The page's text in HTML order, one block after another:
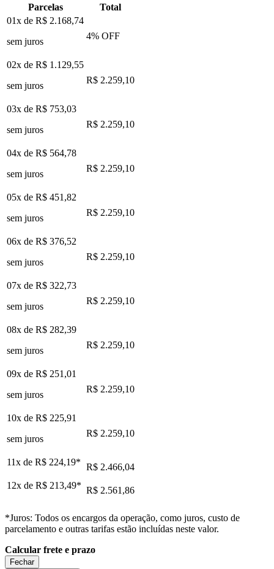
Parcelas
Total
01x de R$ 2.168,74
sem juros
4% OFF
02x de R$ 1.129,55
sem juros
R$ 2.259,10
03x de R$ 753,03
sem juros
R$ 2.259,10
04x de R$ 564,78
sem juros
R$ 2.259,10
05x de R$ 451,82
sem juros
R$ 2.259,10
06x de R$ 376,52
sem juros
R$ 2.259,10
07x de R$ 322,73
sem juros
R$ 2.259,10
08x de R$ 282,39
sem juros
R$ 2.259,10
09x de R$ 251,01
sem juros
R$ 2.259,10
10x de R$ 225,91
sem juros
R$ 2.259,10
11x de R$ 224,19* R$ 2.466,04
12x de R$ 213,49* R$ 2.561,86
*Juros: Todos os encargos da operação, como juros, custo de
parcelamento e outras tarifas estão incluídas neste valor.
Calcular frete e prazo
Fechar